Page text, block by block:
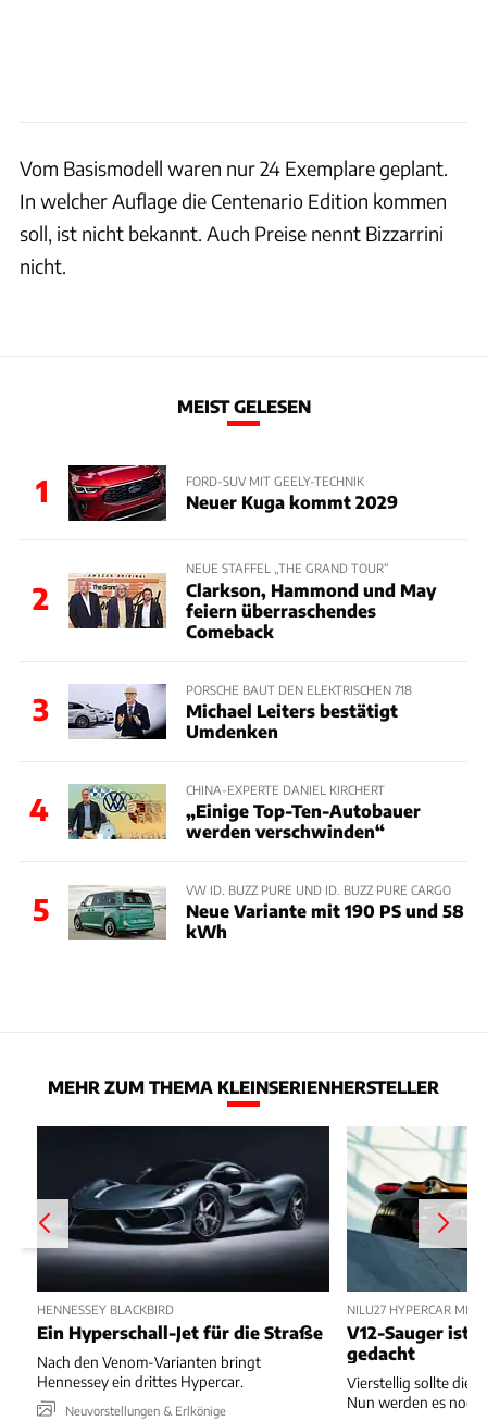
Vom Basismodell waren nur 24 Exemplare geplant.
In welcher Auflage die Centenario Edition kommen
soll, ist nicht bekannt. Auch Preise nennt Bizzarrini
nicht.
MEIST GELESEN
1 FORD-SUV MIT GEELY-TECHNIK
Neuer Kuga kommt 2029
2
NEUE STAFFEL „THE GRAND TOUR“
Clarkson, Hammond und May
feiern überraschendes
Comeback
3
PORSCHE BAUT DEN ELEKTRISCHEN 718
Michael Leiters bestätigt
Umdenken
4
CHINA-EXPERTE DANIEL KIRCHERT
„Einige Top-Ten-Autobauer
werden verschwinden“
5
VW ID. BUZZ PURE UND ID. BUZZ PURE CARGO
Neue Variante mit 190 PS und 58
kWh
MEHR ZUM THEMA KLEINSERIENHERSTELLER
HENNESSEY BLACKBIRD
Ein Hyperschall-Jet für die Straße
Nach den Venom-Varianten bringt
Hennessey ein drittes Hypercar.
Neuvorstellungen & Erlkönige
NILU27 HYPERCAR MIT
V12-Sauger ist
gedacht
Vierstellig sollte die
Nun werden es noch